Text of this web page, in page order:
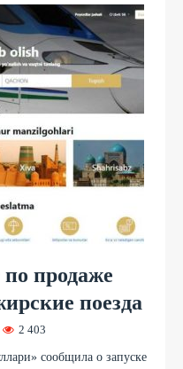
продаже
поезда
2 403
сообщила о запуске